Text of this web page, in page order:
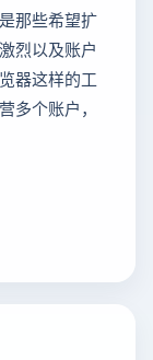
那些希望扩
烈以及账户
器这样的工
多个账户，